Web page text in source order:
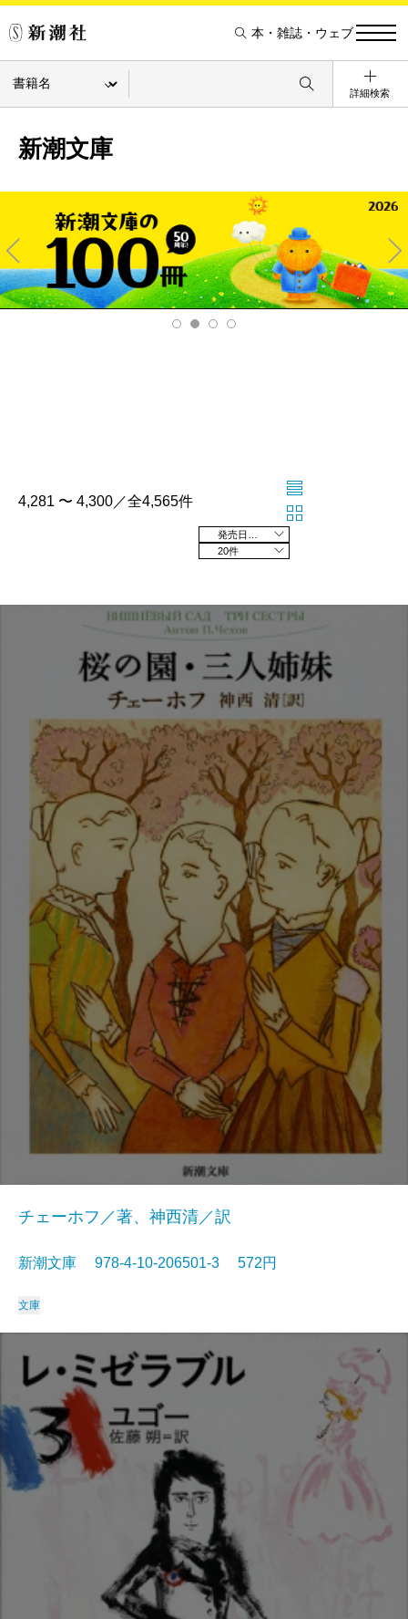
本・雑誌・ウェブ
詳細検索
新潮文庫
Pre
v
Ne
xt
4,281 〜 4,300／全4,565件
20件
チェーホフ／著、神西清／訳
新潮文庫 978-4-10-206501-3 572円
文庫